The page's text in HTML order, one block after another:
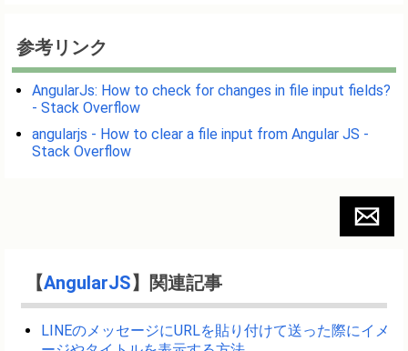
参考リンク
AngularJs: How to check for changes in file input fields?
- Stack Overflow
angularjs - How to clear a file input from Angular JS -
Stack Overflow
【AngularJS】関連記事
LINEのメッセージにURLを貼り付けて送った際にイメ